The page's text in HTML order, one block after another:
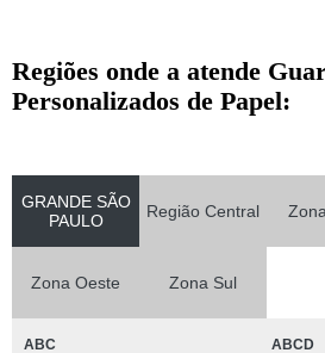
Regiões onde a atende
Personalizados de Papel:
GRANDE SÃO
PAULO
Região Central
Zona Oeste Zona Sul
ABC ABCD